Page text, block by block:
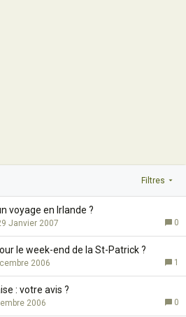
Filtres
voyage en Irlande ?
0
Janvier 2007
le week-end de la St-Patrick ?
1
2006
: votre avis ?
0
2006